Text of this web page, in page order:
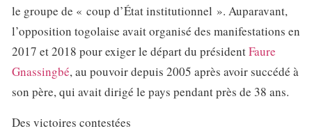
le groupe de « coup d’État institutionnel ». Auparavant,
l’opposition togolaise avait organisé des manifestations en
2017 et 2018 pour exiger le départ du présidentFaure
Gnassingbé, au pouvoir depuis 2005 après avoir succédé à
son père, qui avait dirigé le pays pendant près de 38 ans.
Des victoires contestées